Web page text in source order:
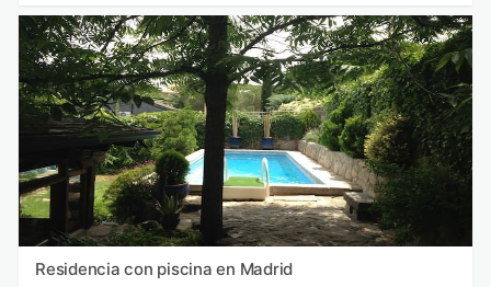
Residencia con piscina en Madrid